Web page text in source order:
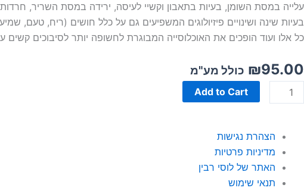
עלייה במסת השומן, בעיות בתאבון וקשיי לעיסה, ירידה במסת השריר,
בעיות שינה ושינויים פיזיולוגים המשפיעים גם על כלל חושים (ריח, טעם,
כל אלו ועוד הופכים את האוכלוסייה המבוגרת לחשופה יותר לסיבוכים
₪95.00 כולל מע"מ
Add to Cart
הצהרת נגישות
מדיניות פרטיות
האתר של לוסי רבין
תנאי שימוש